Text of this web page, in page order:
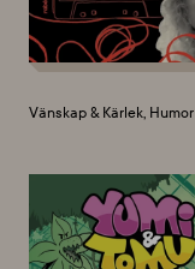
Vänskap & Kärlek, Humor